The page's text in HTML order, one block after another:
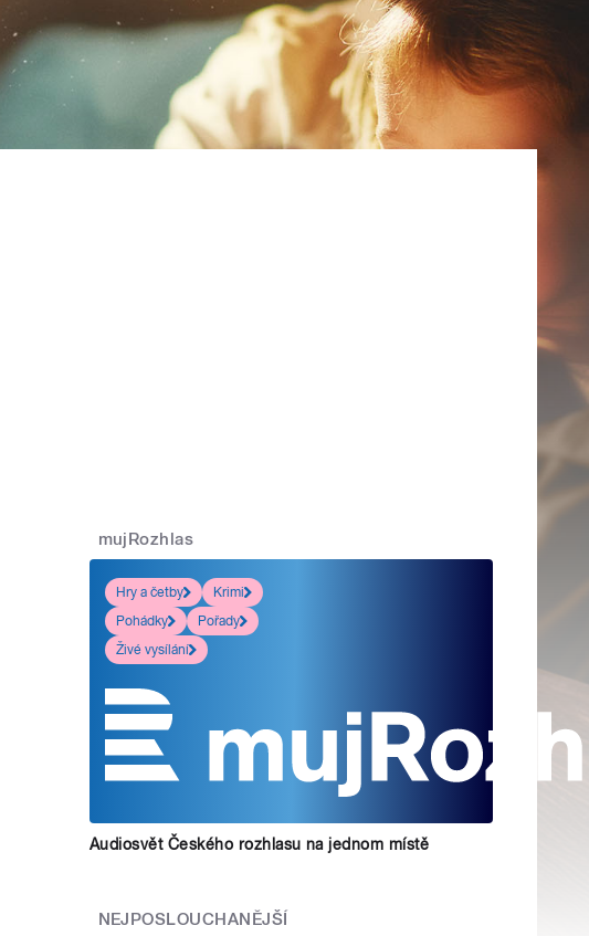
mujRozhlas
Hry a četby
Krimi
Pohádky
Pořady
Živé vysílání
Audiosvět Českého rozhlasu na jednom místě
NEJPOSLOUCHANĚJŠÍ